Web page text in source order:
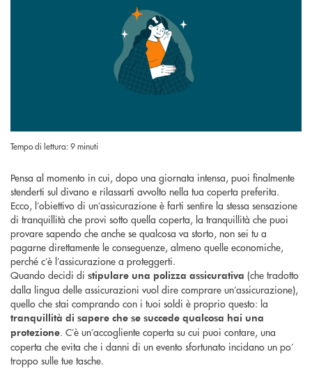
Tempo di lettura: 9 minuti
Pensa al momento in cui, dopo una giornata intensa, puoi finalmente
stenderti sul divano e rilassarti avvolto nella tua coperta preferita.
Ecco, l’obiettivo di un’assicurazione è farti sentire la stessa sensazione
di tranquillità che provi sotto quella coperta, la tranquillità che puoi
provare sapendo che anche se qualcosa va storto, non sei tu a
pagarne direttamente le conseguenze, almeno quelle economiche,
perché c’è l’assicurazione a proteggerti.
Quando decidi di stipulare una polizza assicurativa (che tradotto
dalla lingua delle assicurazioni vuol dire comprare un’assicurazione),
quello che stai comprando con i tuoi soldi è proprio questo: la
tranquillità di sapere che se succede qualcosa hai una
protezione. C’è un’accogliente coperta su cui puoi contare, una
coperta che evita che i danni di un evento sfortunato incidano un po’
troppo sulle tue tasche.